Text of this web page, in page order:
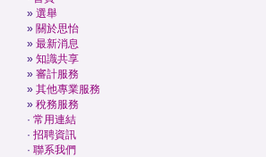
» 選舉
» 關於思怡
» 最新消息
» 知識共享
» 審計服務
» 其他專業服務
» 稅務服務
· 常用連結
· 招聘資訊
· 聯系我們